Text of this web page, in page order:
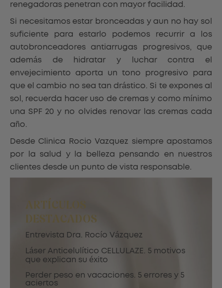
renegadoras penetran con mayor facilidad.
Si necesitamos estar bronceadas y aun no hay sol
suficiente para estarlo podemos recurrir a los
autobronceadores antiarrugas progresivos, que
además de hidratar y luchar contra el
envejecimiento aporta un tono progresivo para
que el cambio no sea tan drástico. Si te expones al
sol, recuerda hacer uso de cremas y como mínimo
una SPF 20 y no olvides renovar las cremas cada
año.
Desde Clinica Rocio Vazquez siempre apostamos
por la salud y la belleza pensando en nuestros
clientes desde un punto de vista responsable.
ARTÍCULOS
DESTACADOS
Entrevista Dra. Rocío Vázquez
Láser Anticelulítico CELLULAZE. 5 motivos
que explican su éxito
Perder peso en vacaciones. 5 errores y 5
aciertos